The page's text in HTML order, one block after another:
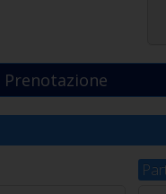
Prenotazione